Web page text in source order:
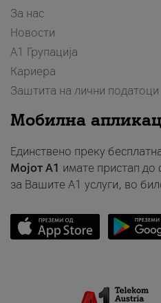
За нас
Новости
А1 Групација
Кариера
Заштита на лични податоци
Мобилна
Единствено преку
Мојот A1 имате пристап
за Вашите A1 услуги, во